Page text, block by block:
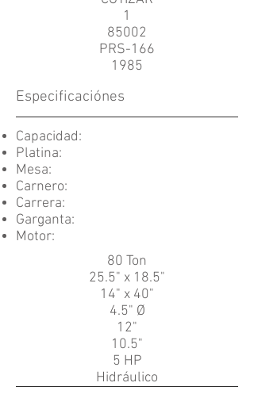
1
85002
PRS-166
1985
Especificaciónes
Capacidad:
Platina:
Mesa:
Carnero:
Carrera:
Garganta:
Motor:
80 Ton
25.5" x 18.5"
14" x 40"
4.5" Ø
12"
10.5"
5 HP
Hidráulico